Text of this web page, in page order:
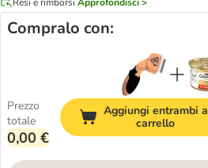
Compralo con:
Prezzo
totale
0,00 €
Aggiungi entrambi a
carrello